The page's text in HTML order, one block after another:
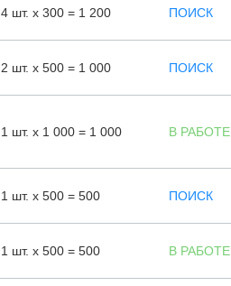
4 шт. х 300 = 1 200 ПОИСК
2 шт. х 500 = 1 000 ПОИСК
1 шт. х 1 000 = 1 000 В РАБОТЕ
1 шт. х 500 = 500 ПОИСК
1 шт. х 500 = 500 В РАБОТЕ